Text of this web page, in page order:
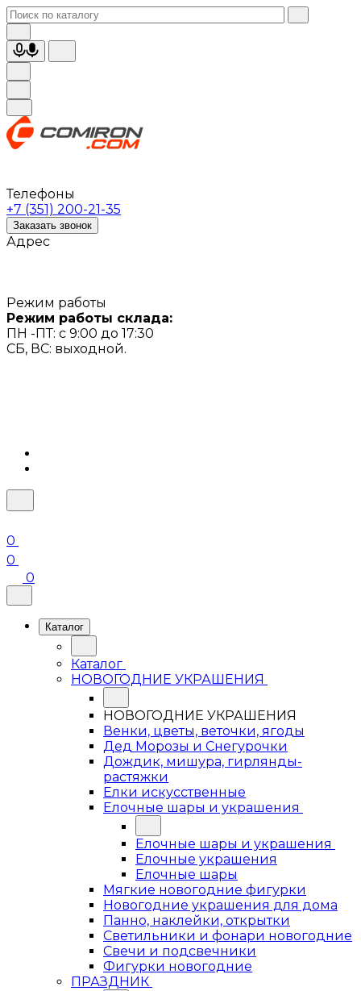
Телефоны
+7 (351) 200-21-35
Заказать звонок
Адрес
Режим работы
Режим работы склада:
ПН -ПТ: с 9:00 до 17:30
СБ, ВС: выходной.
0
0
0
Каталог
Каталог
НОВОГОДНИЕ УКРАШЕНИЯ
НОВОГОДНИЕ УКРАШЕНИЯ
Венки, цветы, веточки, ягоды
Дед Морозы и Снегурочки
Дождик, мишура, гирлянды-
растяжки
Елки искусственные
Елочные шары и украшения
Елочные шары и украшения
Елочные украшения
Елочные шары
Мягкие новогодние фигурки
Новогодние украшения для дома
Панно, наклейки, открытки
Светильники и фонари новогодние
Свечи и подсвечники
Фигурки новогодние
ПРАЗДНИК